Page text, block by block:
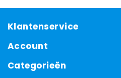
Klantenservice
Account
Categorieën